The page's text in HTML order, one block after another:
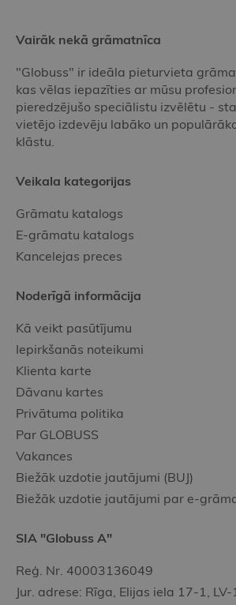
Vairāk nekā grāmatnīca
"Globuss" ir ideāla pieturvieta
kas vēlas iepazīties ar mūsu
pieredzējušo speciālistu izvēlētu -
vietējo izdevēju labāko un
klāstu.
Veikala kategorijas
Grāmatu katalogs
E-grāmatu katalogs
Kancelejas preces
Noderīgā informācija
Kā veikt pasūtījumu
Iepirkšanās noteikumi
Klienta karte
Dāvanu kartes
Privātuma politika
Par GLOBUSS
Vakances
Biežāk uzdotie jautājumi (BUJ)
Biežāk uzdotie jautājumi par e-
SIA "Globuss A"
Reģ. Nr. 40003136049
Jur. adrese: Rīga, Elijas iela 17-1,